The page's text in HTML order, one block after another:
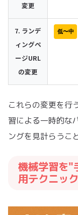
変更
7. ランデ
ィングペ
ージURL
の変更
低〜中
これらの変更を行
習による一時的な
ングを見計らうこ
機械学習を"
用テクニック